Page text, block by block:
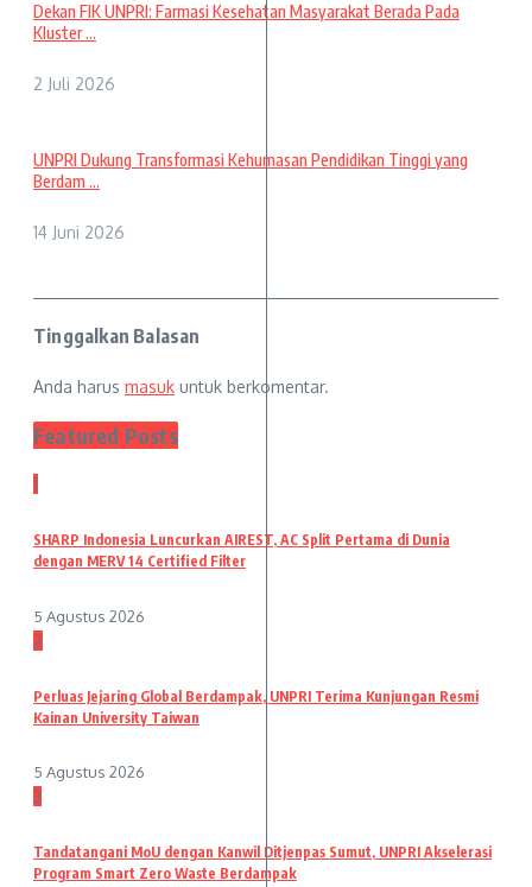
Dekan FIK UNPRI: Farmasi Kesehatan Masyarakat Berada Pada
Kluster ...
2 Juli 2026
UNPRI Dukung Transformasi Kehumasan Pendidikan Tinggi yang
Berdam ...
14 Juni 2026
Tinggalkan Balasan
Anda harus masuk untuk berkomentar.
Featured Posts
1
SHARP Indonesia Luncurkan AIREST, AC Split Pertama di Dunia
dengan MERV 14 Certified Filter
5 Agustus 2026
2
Perluas Jejaring Global Berdampak, UNPRI Terima Kunjungan Resmi
Kainan University Taiwan
5 Agustus 2026
3
Tandatangani MoU dengan Kanwil Ditjenpas Sumut, UNPRI Akselerasi
Program Smart Zero Waste Berdampak